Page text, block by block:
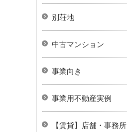
別荘地
中古マンション
事業向き
事業用不動産実例
【賃貸】店舗・事務所